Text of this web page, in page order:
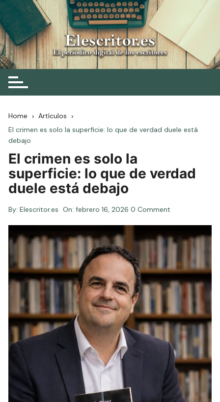
Skip
to
content
Elescritor.es
El periódico digital de los escritores
Home
Artículos
El crimen es solo la superficie: lo que de verdad duele está
debajo
El crimen es solo la
superficie: lo que de verdad
duele está debajo
By: Elescritor.es On:febrero 16, 2026 0 Comment